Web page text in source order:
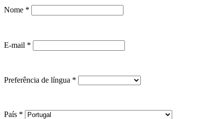
Nome *
E-mail *
Preferência de língua *
País *